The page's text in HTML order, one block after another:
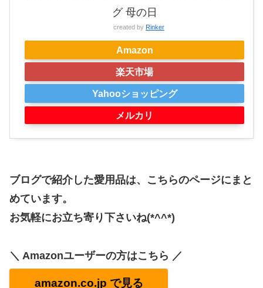
グ 母の日
created by Rinker
Amazon
楽天市場
Yahooショッピング
メルカリ
ブログで紹介した愛用品は、こちらのページにまと
めています。
お気軽にお立ち寄り下さいね(*^^*)
＼ Amazonユーザーの方はこちら ／
amazon.co.jp で見る